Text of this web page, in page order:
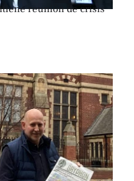
reunión de crisis